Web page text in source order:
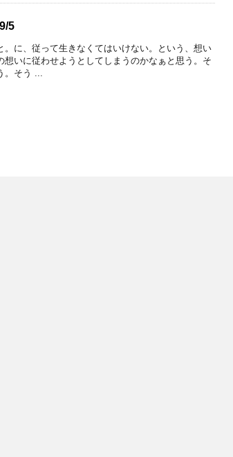
5
に、従って生きなくてはいけない。という、想い
いに従わせようとしてしまうのかなぁと思う。そ
。そう ...